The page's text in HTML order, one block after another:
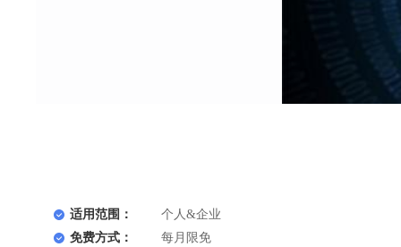
适用范围：
个人&企业
免费方式：
每月限免